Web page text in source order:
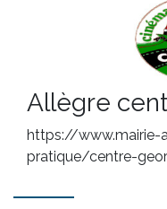
Allègre
https://www.mairie-
pratique/centre-